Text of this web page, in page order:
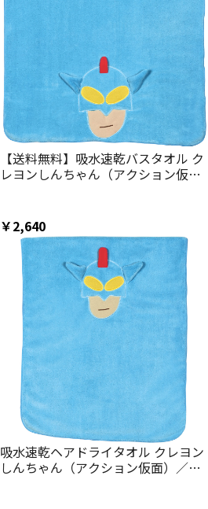
【送料無料】吸水速乾バスタオル ク
レヨンしんちゃん（アクション仮
￥2,640
吸水速乾ヘアドライタオル クレヨン
しんちゃん（アクション仮面）／